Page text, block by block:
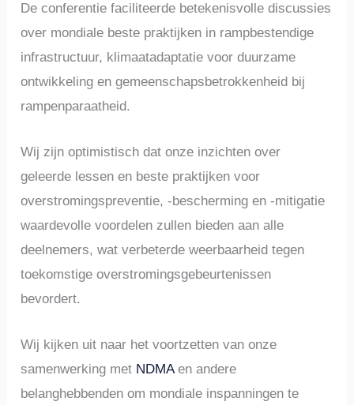
De conferentie faciliteerde betekenisvolle discussies
over mondiale beste praktijken in rampbestendige
infrastructuur, klimaatadaptatie voor duurzame
ontwikkeling en gemeenschapsbetrokkenheid bij
rampenparaatheid.
Wij zijn optimistisch dat onze inzichten over
geleerde lessen en beste praktijken voor
overstromingspreventie, -bescherming en -mitigatie
waardevolle voordelen zullen bieden aan alle
deelnemers, wat verbeterde weerbaarheid tegen
toekomstige overstromingsgebeurtenissen
bevordert.
Wij kijken uit naar het voortzetten van onze
samenwerking met NDMAen andere
belanghebbenden om mondiale inspanningen te